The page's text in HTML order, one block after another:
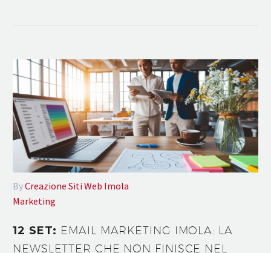
ByCreazione Siti Web Imola
Marketing
12 SET: EMAIL MARKETING IMOLA: LA
NEWSLETTER CHE NON FINISCE NEL